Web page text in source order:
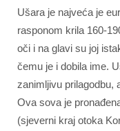
Ušara je najveća je
rasponom krila 160-
oči i na glavi su joj
čemu je i dobila ime.
zanimljivu prilagodbu,
Ova sova je
(sjeverni kraj otoka